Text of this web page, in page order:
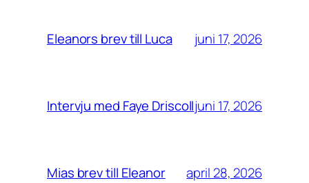
Eleanors brev till Luca juni 17, 2026
Intervju med Faye Driscolljuni 17, 2026
Mias brev till Eleanor april 28, 2026